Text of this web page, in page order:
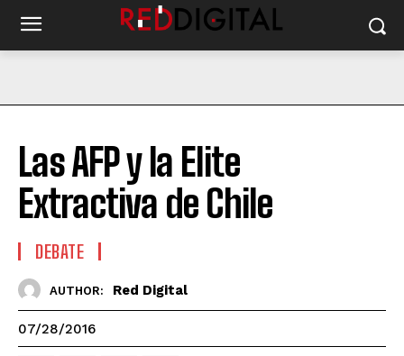
Las AFP y la Elite
Extractiva de Chile
DEBATE
AUTHOR: Red Digital
07/28/2016